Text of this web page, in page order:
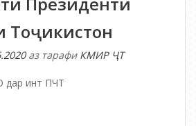
Тоҷикистон
аз тарафи КМИР ҶТ
дар инт ПЧТ